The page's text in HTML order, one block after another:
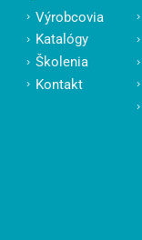
Výrobcovia
Katalógy
Školenia
Kontakt